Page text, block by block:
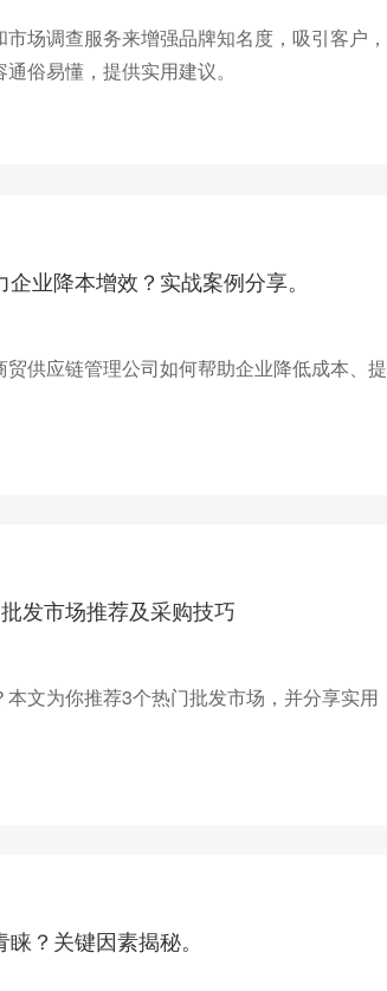
场调查服务来增强品牌知名度，吸引客户，
俗易懂，提供实用建议。
业降本增效？实战案例分享。
供应链管理公司如何帮助企业降低成本、提
发市场推荐及采购技巧
文为你推荐3个热门批发市场，并分享实用
？关键因素揭秘。